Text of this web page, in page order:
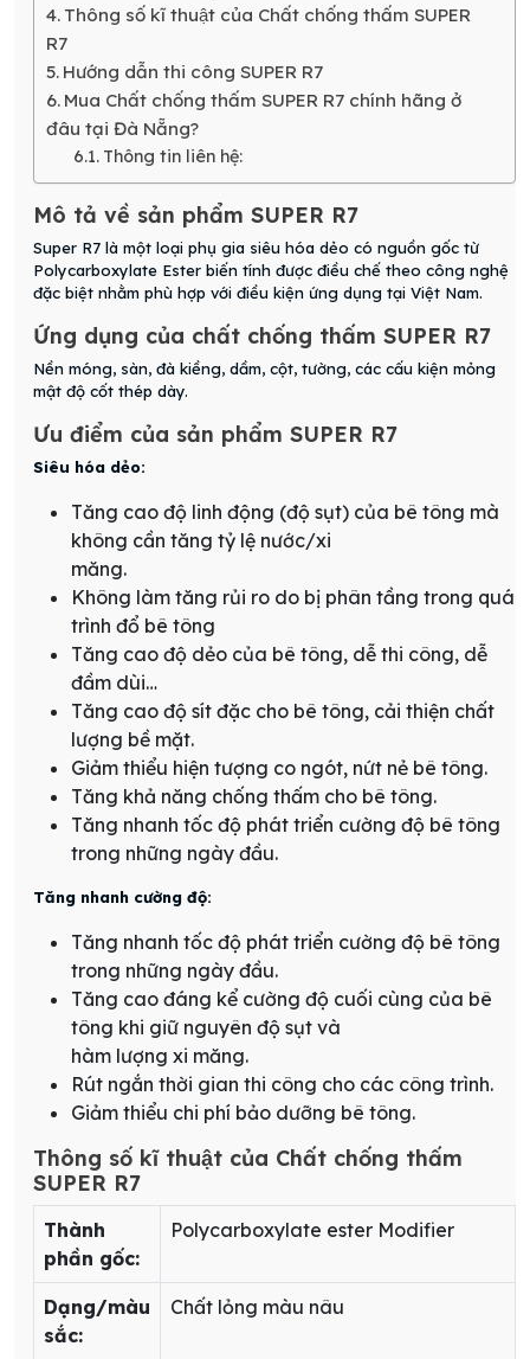
Thông số kĩ thuật của Chất chống thấm SUPER
R7
Hướng dẫn thi công SUPER R7
Mua Chất chống thấm SUPER R7 chính hãng ở
đâu tại Đà Nẵng?
Thông tin liên hệ:
Mô tả về sản phẩm SUPER R7
Super R7 là một loại phụ gia siêu hóa dẻo có nguồn gốc từ
Polycarboxylate Ester biến tính được điều chế theo công nghệ
đặc biệt nhằm phù hợp với điều kiện ứng dụng tại Việt Nam.
Ứng dụng của chất chống thấm SUPER R7
Nền móng, sàn, đà kiềng, dầm, cột, tường, các cấu kiện mỏng
mật độ cốt thép dày.
Ưu điểm của sản phẩm SUPER R7
Siêu hóa dẻo:
Tăng cao độ linh động (độ sụt) của bê tông mà
không cần tăng tỷ lệ nước/xi
măng.
Không làm tăng rủi ro do bị phân tầng trong quá
trình đổ bê tông
Tăng cao độ dẻo của bê tông, dễ thi công, dễ
đầm dùi…
Tăng cao độ sít đặc cho bê tông, cải thiện chất
lượng bề mặt.
Giảm thiểu hiện tượng co ngót, nứt nẻ bê tông.
Tăng khả năng chống thấm cho bê tông.
Tăng nhanh tốc độ phát triển cường độ bê tông
trong những ngày đầu.
Tăng nhanh cường độ:
Tăng nhanh tốc độ phát triển cường độ bê tông
trong những ngày đầu.
Tăng cao đáng kể cường độ cuối cùng của bê
tông khi giữ nguyên độ sụt và
hàm lượng xi măng.
Rút ngắn thời gian thi công cho các công trình.
Giảm thiểu chi phí bảo dưỡng bê tông.
Thông số kĩ thuật của Chất chống thấm
SUPER R7
Thành
phần gốc:
Polycarboxylate ester Modifier
Dạng/màu
sắc:
Chất lỏng màu nâu